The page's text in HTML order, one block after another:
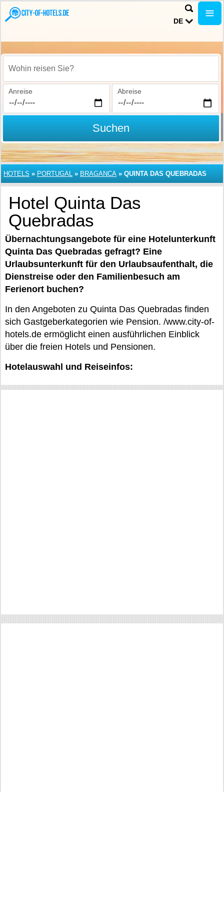
DE
Wohin reisen Sie?
Anreise Abreise
Suchen
HOTELS » PORTUGAL » BRAGANCA » QUINTA DAS QUEBRADAS
Hotel Quinta Das
Quebradas
Übernachtungsangebote für eine Hotelunterkunft
Quinta Das Quebradas gefragt? Eine
Urlaubsunterkunft für den Urlaubsaufenthalt, die
Dienstreise oder den Familienbesuch am
Ferienort buchen?
In den Angeboten zu Quinta Das Quebradas finden
sich Gastgeberkategorien wie Pension. /www.city-of-
hotels.de ermöglicht einen ausführlichen Einblick
über die freien Hotels und Pensionen.
Hotelauswahl und Reiseinfos: